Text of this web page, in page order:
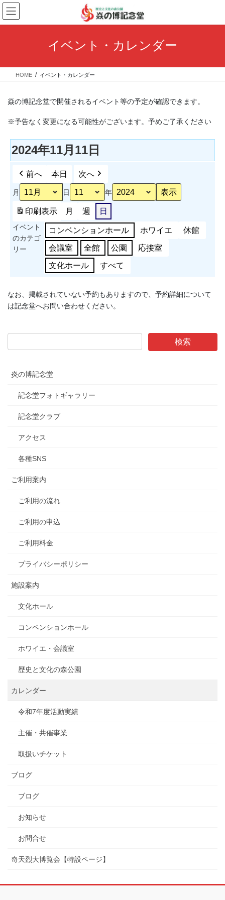
コ
ン
テ
ス
ナ
ビ
ゲ
ン
イベント・カレンダー
HOME イベント・カレンダー
焱の博記念堂で開催されるイベント等の予定が確認できます。
※予告なく変更になる可能性がございます。予めご了承ください
2024年11月11日
前へ 本日 次へ
月 日 年
印刷表示 月 週 日
イベント
のカテゴ
リー
コンベンションホール ホワイエ 休館
会議室 全館 公園 応接室
文化ホール すべて
なお、掲載されていない予約もありますので、予約詳細について
は記念堂へお問い合わせください。
炎の博記念堂
記念堂フォトギャラリー
記念堂クラブ
アクセス
各種SNS
ご利用案内
ご利用の流れ
ご利用の申込
ご利用料金
プライバシーポリシー
施設案内
文化ホール
コンベンションホール
ホワイエ・会議室
歴史と文化の森公園
カレンダー
令和7年度活動実績
主催・共催事業
取扱いチケット
ブログ
ブログ
お知らせ
お問合せ
奇天烈大博覧会【特設ページ】